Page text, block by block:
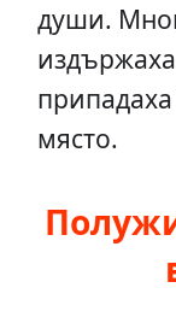
души.
място.